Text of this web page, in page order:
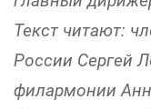
Текст читают:
России Сергей
филармонии